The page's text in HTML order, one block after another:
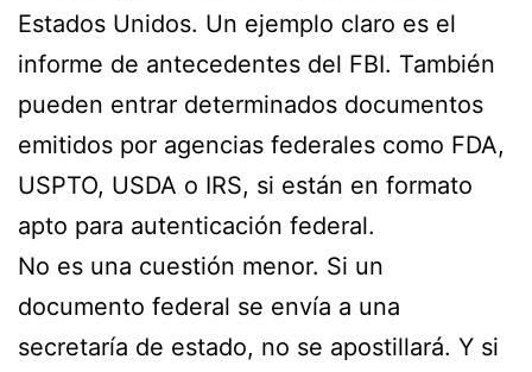
Estados Unidos. Un ejemplo claro es el
informe de antecedentes del FBI. También
pueden entrar determinados documentos
emitidos por agencias federales como FDA,
USPTO, USDA o IRS, si están en formato
apto para autenticación federal.
No es una cuestión menor. Si un
documento federal se envía a una
secretaría de estado, no se apostillará. Y si